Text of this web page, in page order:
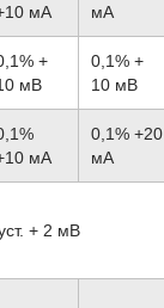
мА
мА
+
мВ
0,1% +
10 мВ
мА
0,1% +20
мА
+ 2 мВ